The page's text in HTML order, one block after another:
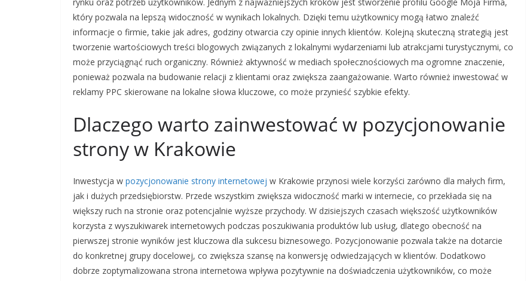
który pozwala na lepszą widoczność w wynikach lokalnych. Dzięki temu użytkownicy mogą łatwo znaleźć
informacje o firmie, takie jak adres, godziny otwarcia czy opinie innych klientów. Kolejną skuteczną strategią jest
tworzenie wartościowych treści blogowych związanych z lokalnymi wydarzeniami lub atrakcjami turystycznymi, co
może przyciągnąć ruch organiczny. Również aktywność w mediach społecznościowych ma ogromne znaczenie,
ponieważ pozwala na budowanie relacji z klientami oraz zwiększa zaangażowanie. Warto również inwestować w
reklamy PPC skierowane na lokalne słowa kluczowe, co może przynieść szybkie efekty.
Dlaczego warto zainwestować w pozycjonowanie
strony w Krakowie
Inwestycja w pozycjonowanie strony internetowej w Krakowie przynosi wiele korzyści zarówno dla małych firm,
jak i dużych przedsiębiorstw. Przede wszystkim zwiększa widoczność marki w internecie, co przekłada się na
większy ruch na stronie oraz potencjalnie wyższe przychody. W dzisiejszych czasach większość użytkowników
korzysta z wyszukiwarek internetowych podczas poszukiwania produktów lub usług, dlatego obecność na
pierwszej stronie wyników jest kluczowa dla sukcesu biznesowego. Pozycjonowanie pozwala także na dotarcie
do konkretnej grupy docelowej, co zwiększa szansę na konwersję odwiedzających w klientów. Dodatkowo
dobrze zoptymalizowana strona internetowa wpływa pozytywnie na doświadczenia użytkowników, co może